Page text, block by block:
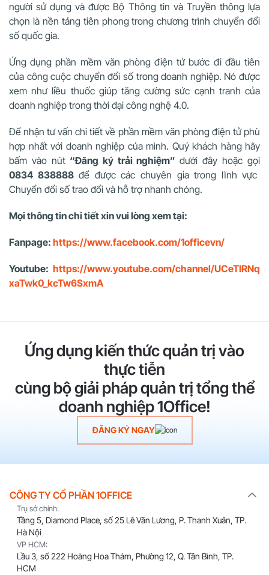
người sử dụng và được Bộ Thông tin và Truyền thông lựa
chọn là nền tảng tiên phong trong chương trình chuyển đổi
số quốc gia.
Ứng dụng phần mềm văn phòng điện tử bước đi đầu tiên
của công cuộc chuyển đổi số trong doanh nghiệp. Nó được
xem như liều thuốc giúp tăng cường sức cạnh tranh của
doanh nghiệp trong thời đại công nghệ 4.0.
Để nhận tư vấn chi tiết về phần mềm văn phòng điện tử phù
hợp nhất với doanh nghiệp của mình. Quý khách hàng hãy
bấm vào nút“Đăng ký trải nghiệm”dưới đây hoặc gọi
0834 838888để được các chuyên gia trong lĩnh vực
Chuyển đổi số trao đổi và hỗ trợ nhanh chóng.
Mọi thông tin chi tiết xin vui lòng xem tại:
Fanpage: https://www.facebook.com/1officevn/
Youtube: https://www.youtube.com/channel/UCeTIRNq
xaTwk0_kcTw6SxmA
Ứng dụng kiến thức quản trị vào
thực tiễn
cùng bộ giải pháp quản trị tổng thể
doanh nghiệp 1Office!
ĐĂNG KÝ NGAY
CÔNG TY CỔ PHẦN 1OFFICE
Trụ sở chính:
Tầng 5, Diamond Place, số 25 Lê Văn Lương, P. Thanh Xuân, TP.
Hà Nội
VP HCM:
Lầu 3, số 222 Hoàng Hoa Thám, Phường 12, Q. Tân Bình, TP.
HCM